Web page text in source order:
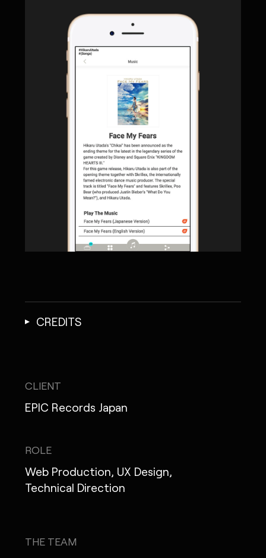
CREDITS
CLIENT
EPIC Records Japan
ROLE
Web Production, UX Design,
Technical Direction
THE TEAM